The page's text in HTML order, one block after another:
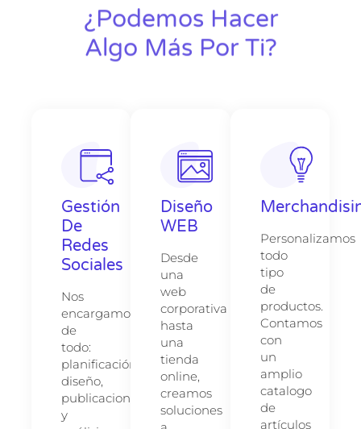
¿Podemos Hacer
Algo Más Por Ti?
Gestión
De
Redes
Sociales
Nos
encargamos
de
todo:
planificación,
diseño,
publicaciones
y
Diseño
WEB
Desde
una
web
corporativa
hasta
una
tienda
online,
creamos
soluciones
Personalizamos
todo
tipo
de
productos.
Contamos
con
un
amplio
catalogo
de
artículos